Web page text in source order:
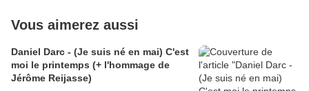
Vous aimerez aussi
Daniel Darc - (Je suis né en mai) C'est
moi le printemps (+ l'hommage de
Jérôme Reijasse)